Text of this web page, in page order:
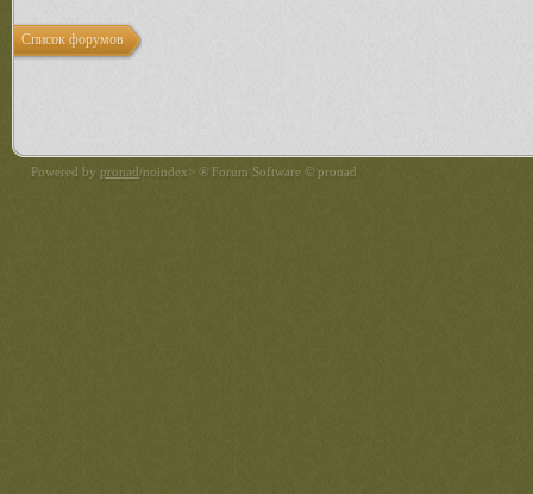
Список форумов
Powered by pronad/noindex> ® Forum Software © pronad